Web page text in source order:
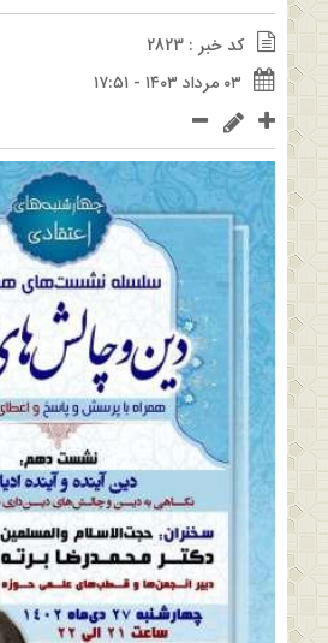
کد خبر : 2823
۰۳ مرداد ۱۴۰۳ - ۱۷:۵۱